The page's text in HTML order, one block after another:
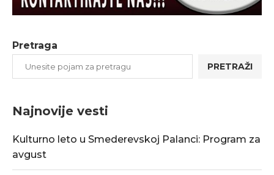
Pretraga
PRETRAŽI
Najnovije vesti
Kulturno leto u Smederevskoj Palanci: Program za
avgust